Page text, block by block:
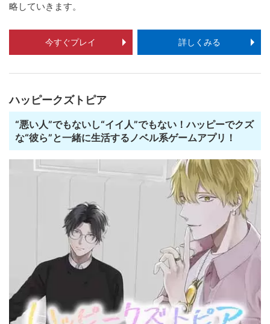
略していきます。
今すぐプレイ 詳しくみる
ハッピークズトピア
“悪い人”でもないし“イイ人”でもない！ハッピーでクズ
な“彼ら”と一緒に生活するノベル系ゲームアプリ！